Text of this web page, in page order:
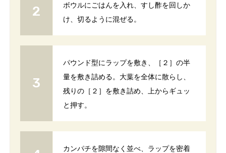
ボウルにごはんを入れ、すし酢を回しか
け、切るように混ぜる。
パウンド型にラップを敷き、［２］の半
量を敷き詰める。大葉を全体に散らし、
残りの［２］を敷き詰め、上からギュッ
と押す。
カンパチを隙間なく並べ、ラップを密着